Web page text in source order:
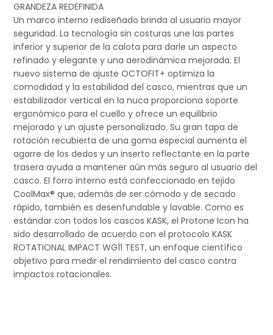
GRANDEZA REDEFINIDA
Un marco interno rediseñado brinda al usuario mayor
seguridad. La tecnología sin costuras une las partes
inferior y superior de la calota para darle un aspecto
refinado y elegante y una aerodinámica mejorada. El
nuevo sistema de ajuste OCTOFIT+ optimiza la
comodidad y la estabilidad del casco, mientras que un
estabilizador vertical en la nuca proporciona soporte
ergonómico para el cuello y ofrece un equilibrio
mejorado y un ajuste personalizado. Su gran tapa de
rotación recubierta de una goma especial aumenta el
agarre de los dedos y un inserto reflectante en la parte
trasera ayuda a mantener aún más seguro al usuario del
casco. El forro interno está confeccionado en tejido
CoolMax® que, además de ser cómodo y de secado
rápido, también es desenfundable y lavable. Como es
estándar con todos los cascos KASK, el Protone Icon ha
sido desarrollado de acuerdo con el protocolo KASK
ROTATIONAL IMPACT WG11 TEST, un enfoque científico
objetivo para medir el rendimiento del casco contra
impactos rotacionales.